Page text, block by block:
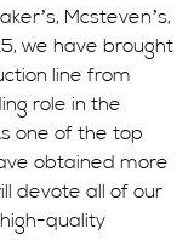
Mcsteven’s,
we have brought
line from
role in the
one of the top
obtained more
devote all of our
quality